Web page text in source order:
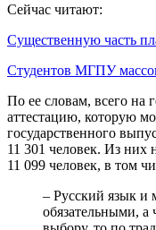
Сейчас читают:
Существенную часть
Студентов МГПУ
По ее словам, всего на
аттестацию, которую
государственного
11 301 человек. Из них
11 099 человек, в том
– Русский язык и
обязательными, а